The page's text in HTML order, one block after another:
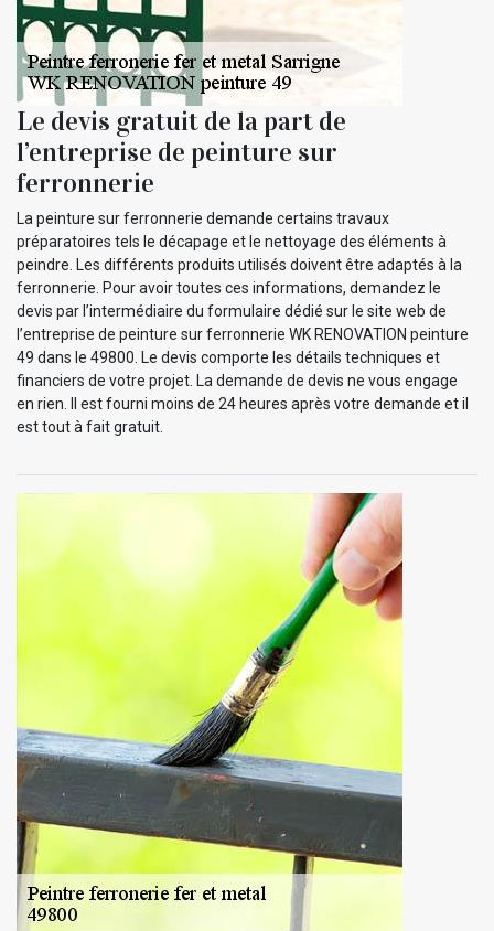
Le devis gratuit de la part de
l’entreprise de peinture sur
ferronnerie
La peinture sur ferronnerie demande certains travaux
préparatoires tels le décapage et le nettoyage des éléments à
peindre. Les différents produits utilisés doivent être adaptés à la
ferronnerie. Pour avoir toutes ces informations, demandez le
devis par l’intermédiaire du formulaire dédié sur le site web de
l’entreprise de peinture sur ferronnerie WK RENOVATION peinture
49 dans le 49800. Le devis comporte les détails techniques et
financiers de votre projet. La demande de devis ne vous engage
en rien. Il est fourni moins de 24 heures après votre demande et il
est tout à fait gratuit.